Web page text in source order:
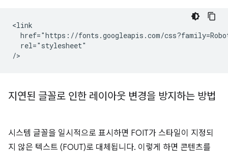
<link
href="https://fonts.googleapis.com/
  rel="stylesheet"
지연된 글꼴로 인한 레이아웃 변경을 방지하는 방법
시스템 글꼴을 일시적으로 표시하면 FOIT가 스타일이 지정되
지 않은 텍스트 (FOUT)로 대체됩니다. 이렇게 하면 콘텐츠를